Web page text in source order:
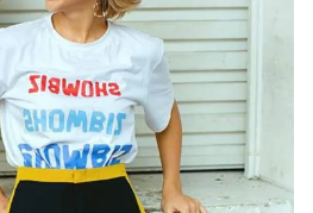
Infographic
Shorts video
VTV Thể thao